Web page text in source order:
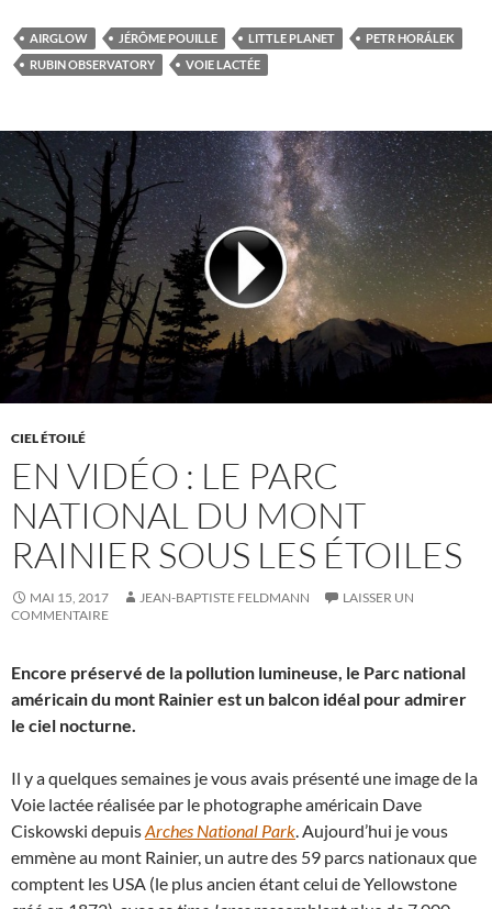
AIRGLOW JÉRÔME POUILLE LITTLE PLANET
PETR HORÁLEK
RUBIN OBSERVATORY
VOIE LACTÉE
CIEL ÉTOILÉ
EN VIDÉO : LE PARC
NATIONAL DU MONT
RAINIER SOUS LES ÉTOILES
MAI 15, 2017 JEAN-BAPTISTE FELDMANN
LAISSER UN
COMMENTAIRE
Encore préservé de la pollution lumineuse, le Parc national
américain du mont Rainier est un balcon idéal pour admirer
le ciel nocturne.
Il y a quelques semaines je vous avais présenté une image de la
Voie lactée réalisée par le photographe américain Dave
Ciskowski depuisArches National Park. Aujourd’hui je vous
emmène au mont Rainier, un autre des 59 parcs nationaux que
comptent les USA (le plus ancien étant celui de Yellowstone